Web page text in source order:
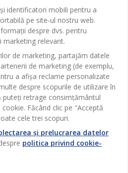
41A mun. Chișinău, Republica
juridice
identificatori mobili pentru a
pe site-ul nostru web.
despre dvs. pentru
relevant.
de marketing, partajăm datele
de marketing (de exemplu,
a afișa reclame personalizate
despre scopurile de utilizare în
puteți retrage consimțământul
Făcând clic pe "Acceptă
cele trei scopuri.
și prelucrarea datelor
politica privind cookie-